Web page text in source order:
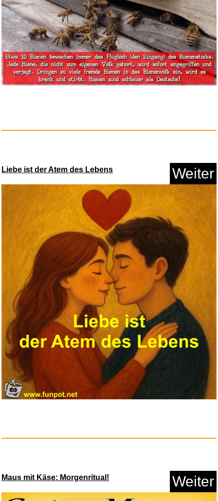
Kärcher Akku Fenstersauge...
Anzeige
The Legend of Zelda: Tears of ...
Anzeige
Architektur & Wohnen...
Anzeige
Liebe ist der Atem des Lebens Weiter
Maus mit Käse: Morgenritual! Weiter